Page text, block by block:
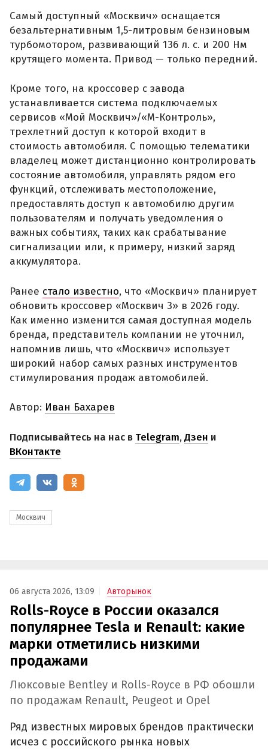
Самый доступный «Москвич» оснащается
безальтернативным 1,5-литровым бензиновым
турбомотором, развивающий 136 л. с. и 200 Нм
крутящего момента. Привод — только передний.
Кроме того, на кроссовер с завода
устанавливается система подключаемых
сервисов «Мой Москвич»/«М-Контроль»,
трехлетний доступ к которой входит в
стоимость автомобиля. С помощью телематики
владелец может дистанционно контролировать
состояние автомобиля, управлять рядом его
функций, отслеживать местоположение,
предоставлять доступ к автомобилю другим
пользователям и получать уведомления о
важных событиях, таких как срабатывание
сигнализации или, к примеру, низкий заряд
аккумулятора.
Ранее стало известно, что «Москвич» планирует
обновить кроссовер «Москвич 3» в 2026 году.
Как именно изменится самая доступная модель
бренда, представитель компании не уточнил,
напомнив лишь, что «Москвич» использует
широкий набор самых разных инструментов
стимулирования продаж автомобилей.
Автор: Иван Бахарев
Подписывайтесь на нас в Telegram,Дзен и
ВКонтакте
Москвич
06 августа 2026, 13:09 Авторынок
Rolls-Royce в России оказался
популярнее Tesla и Renault: какие
марки отметились низкими
продажами
Люксовые Bentley и Rolls-Royce в РФ обошли
по продажам Renault, Peugeot и Opel
Ряд известных мировых брендов практически
исчез с российского рынка новых